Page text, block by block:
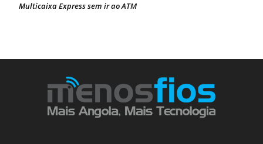
Multicaixa Express sem ir ao ATM